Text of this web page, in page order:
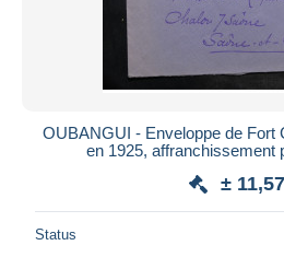
OUBANGUI - Enveloppe de Fort
en 1925, affranchissement
±
Status